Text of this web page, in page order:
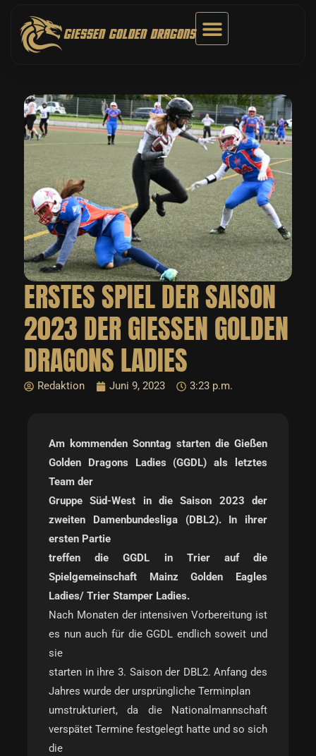
Inhalt
springen
GIESSEN GOLDEN DRAGONS
ERSTES SPIEL DER SAISON
2023 DER GIESSEN GOLDEN
DRAGONS LADIES
Redaktion Juni 9, 2023 3:23 p.m.
Am kommenden Sonntag starten die Gießen
Golden Dragons Ladies (GGDL) als letztes
Team der
Gruppe Süd-West in die Saison 2023 der
zweiten Damenbundesliga (DBL2). In ihrer
ersten Partie
treffen die GGDL in Trier auf die
Spielgemeinschaft Mainz Golden Eagles
Ladies/ Trier Stamper Ladies.
Nach Monaten der intensiven Vorbereitung ist
es nun auch für die GGDL endlich soweit und
sie
starten in ihre 3. Saison der DBL2. Anfang des
Jahres wurde der ursprüngliche Terminplan
umstrukturiert, da die Nationalmannschaft
verspätet Termine festgelegt hatte und so sich
die